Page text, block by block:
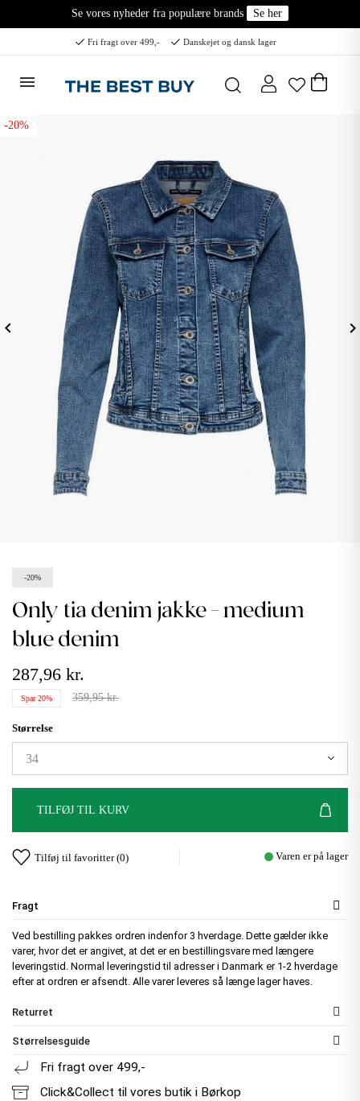
Se vores nyheder fra populære brands Se her
Fri fragt over 499,- Danskejet og dansk lager
-20%
Forrige
-20%
only tia denim jakke - medium
blue denim
287,96 kr.
Spar 20% 359,95 kr.
Størrelse
TILFØJ TIL KURV
Tilføj til favoritter (0) Varen er på lager
Fragt
Ved bestilling pakkes ordren indenfor 3 hverdage. Dette gælder ikke
varer, hvor det er angivet, at det er en bestillingsvare med længere
leveringstid. Normal leveringstid til adresser i Danmark er 1-2 hverdage
efter at ordren er afsendt. Alle varer leveres så længe lager haves.
Returret
Størrelsesguide
Fri fragt over 499,-
Click&Collect til vores butik i Børkop